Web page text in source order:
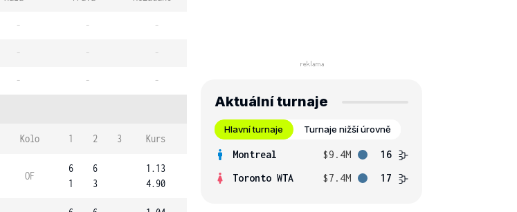
- - -
- - -
- - -
Kolo 1 2 3 Kurs
OF
6
1
6
3
1.13
4.90
Aktuální turnaje
Hlavní turnaje Turnaje nižší úrovně
Montreal $9.4M
16
Toronto WTA
$7.4M 17